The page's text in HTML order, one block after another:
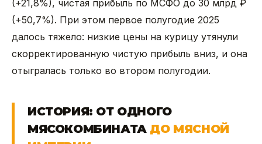
(+21,8%), чистая прибыль по МСФО до 30 млрд ₽
(+50,7%). При этом первое полугодие 2025
далось тяжело: низкие цены на курицу утянули
скорректированную чистую прибыль вниз, и она
отыгралась только во втором полугодии.
ИСТОРИЯ: ОТ ОДНОГО
МЯСОКОМБИНАТА ДО МЯСНОЙ